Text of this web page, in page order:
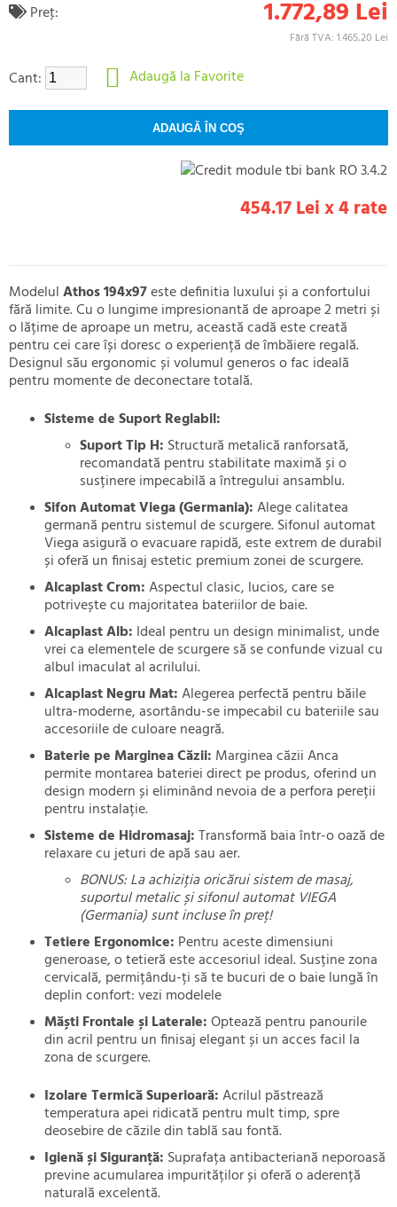
Preţ: 1.772,89 Lei
Fără TVA: 1.465,20 Lei
Cant: Adaugă la Favorite
454.17 Lei x 4 rate
ModelulAthos 194x97este definitia luxului și a confortului
fără limite. Cu o lungime impresionantă de aproape 2 metri și
o lățime de aproape un metru, această cadă este creată
pentru cei care își doresc o experiență de îmbăiere regală.
Designul său ergonomic și volumul generos o fac ideală
pentru momente de deconectare totală.
Sisteme de Suport Reglabil:
Suport Tip H: Structură metalică ranforsată,
recomandată pentru stabilitate maximă și o
susținere impecabilă a întregului ansamblu.
Sifon Automat Viega (Germania):Alege calitatea
germană pentru sistemul de scurgere. Sifonul automat
Viega asigură o evacuare rapidă, este extrem de durabil
și oferă un finisaj estetic premium zonei de scurgere.
Alcaplast Crom:Aspectul clasic, lucios, care se
potrivește cu majoritatea bateriilor de baie.
Alcaplast Alb: Ideal pentru un design minimalist, unde
vrei ca elementele de scurgere să se confunde vizual cu
albul imaculat al acrilului.
Alcaplast Negru Mat:Alegerea perfectă pentru băile
ultra-moderne, asortându-se impecabil cu bateriile sau
accesoriile de culoare neagră.
Baterie pe Marginea Căzii: Marginea căzii Anca
permite montarea bateriei direct pe produs, oferind un
design modern și eliminând nevoia de a perfora pereții
pentru instalație.
Sisteme de Hidromasaj:Transformă baia într-o oază de
relaxare cu jeturi de apă sau aer.
BONUS: La achiziția oricărui sistem de masaj,
suportul metalic și sifonul automat VIEGA
(Germania) sunt incluse în preț!
Tetiere Ergonomice: Pentru aceste dimensiuni
generoase, o tetieră este accesoriul ideal. Susține zona
cervicală, permițându-ți să te bucuri de o baie lungă în
deplin confort:vezi modelele
Măști Frontale și Laterale:Optează pentru panourile
din acril pentru un finisaj elegant și un acces facil la
zona de scurgere.
Izolare Termică Superioară:Acrilul păstrează
temperatura apei ridicată pentru mult timp, spre
deosebire de căzile din tablă sau fontă.
Igienă și Siguranță: Suprafața antibacteriană neporoasă
previne acumularea impurităților și oferă o aderență
naturală excelentă.